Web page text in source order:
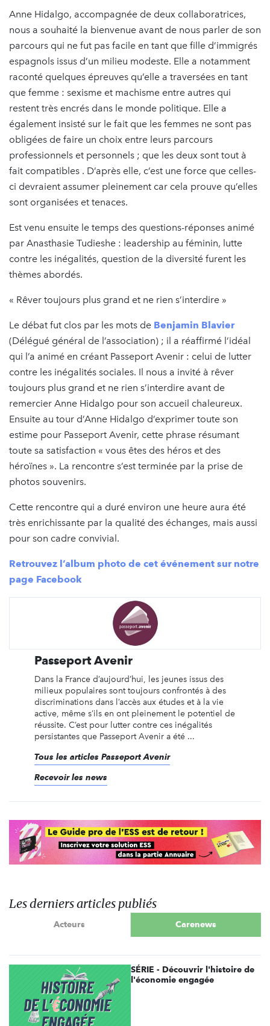
Anne Hidalgo, accompagnée de deux collaboratrices,
nous a souhaité la bienvenue avant de nous parler de son
parcours qui ne fut pas facile en tant que fille d’immigrés
espagnols issus d’un milieu modeste. Elle a notamment
raconté quelques épreuves qu’elle a traversées en tant
que femme : sexisme et machisme entre autres qui
restent très encrés dans le monde politique. Elle a
également insisté sur le fait que les femmes ne sont pas
obligées de faire un choix entre leurs parcours
professionnels et personnels ; que les deux sont tout à
fait compatibles . D’après elle, c’est une force que celles-
ci devraient assumer pleinement car cela prouve qu’elles
sont organisées et tenaces.
Est venu ensuite le temps des questions-réponses animé
par Anasthasie Tudieshe : leadership au féminin, lutte
contre les inégalités, question de la diversité furent les
thèmes abordés.
« Rêver toujours plus grand et ne rien s’interdire »
Le débat fut clos par les mots de Benjamin Blavier
(Délégué général de l’association) ; il a réaffirmé l’idéal
qui l’a animé en créant Passeport Avenir : celui de lutter
contre les inégalités sociales. Il nous a invité à rêver
toujours plus grand et ne rien s’interdire avant de
remercier Anne Hidalgo pour son accueil chaleureux.
Ensuite au tour d’Anne Hidalgo d’exprimer toute son
estime pour Passeport Avenir, cette phrase résumant
toute sa satisfaction « vous êtes des héros et des
héroïnes ». La rencontre s’est terminée par la prise de
photos souvenirs.
Cette rencontre qui a duré environ une heure aura été
très enrichissante par la qualité des échanges, mais aussi
pour son cadre convivial.
Retrouvez l’album photo de cet événement sur notre
page Facebook
Passeport Avenir
Dans la France d’aujourd’hui, les jeunes issus des
milieux populaires sont toujours confrontés à des
discriminations dans l’accès aux études et à la vie
active, même s’ils en ont pleinement le potentiel de
réussite. C’est pour lutter contre ces inégalités
persistantes que Passeport Avenir a été ...
Tous les articles Passeport Avenir
Recevoir les news
Les derniers articles publiés
Acteurs Carenews
SÉRIE - Découvrir l'histoire de
l'économie engagée